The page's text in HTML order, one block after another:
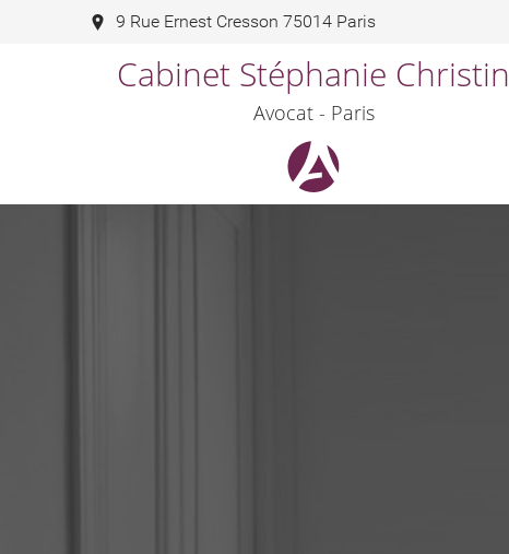
Cabinet Stéphanie Christin
Avocat - Paris
9 Rue Ernest Cresson 75014 Paris